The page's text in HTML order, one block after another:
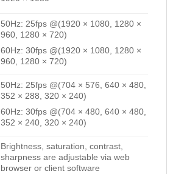
50Hz: 25fps @(1920 × 1080, 1280 ×
960, 1280 × 720)
60Hz: 30fps @(1920 × 1080, 1280 ×
960, 1280 × 720)
50Hz: 25fps @(704 × 576, 640 × 480,
352 × 288, 320 × 240)
60Hz: 30fps @(704 × 480, 640 × 480,
352 × 240, 320 × 240)
Brightness, saturation, contrast,
sharpness are adjustable via web
browser or client software